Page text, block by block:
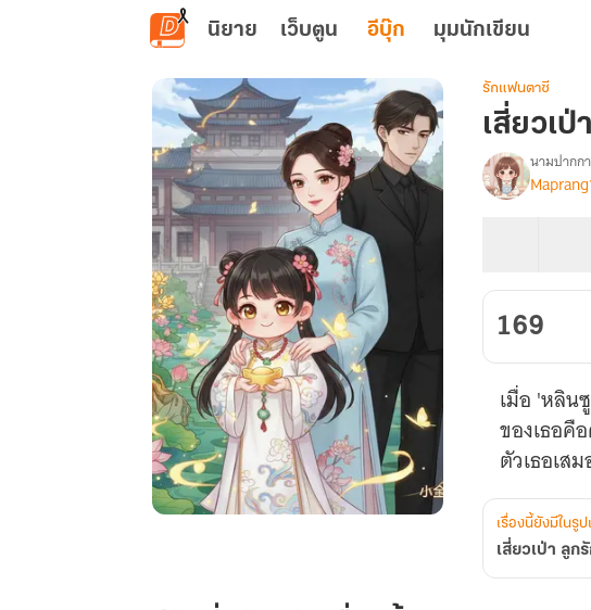
ข้ามไปยังเนื้อหาหลัก
นิยาย เว็บตูน อีบุ๊ก มุมนักเขียน
รักแฟนตาซี
เสี่ยวเ
เรื่อง
เสี่ยว
สวรรค์
พลิก
ชะตา
(
book
ลด
ราคา
นามปากกา
169
เมื่อ 'หลินซูหว่า
ของเธอคือดาวนำโชคที่ลงม
ตัวเธอเส
เรื่องนี้ยังมีในรู
เสี่ยวเป่า ลูก